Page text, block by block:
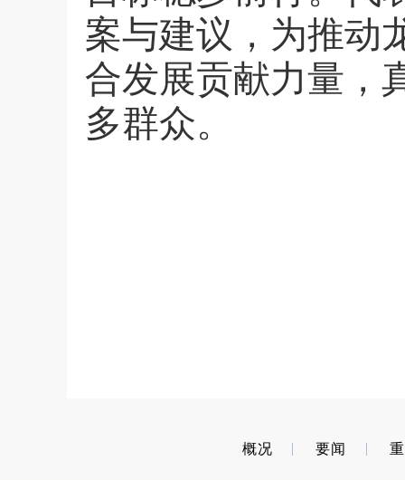
案与建议，为推动
合发展贡献力量，
多群众。
概况 要闻